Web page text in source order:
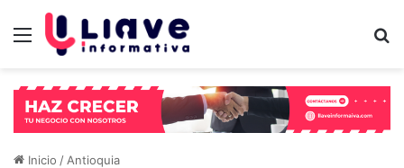
Menú
Inicio / Antioquia